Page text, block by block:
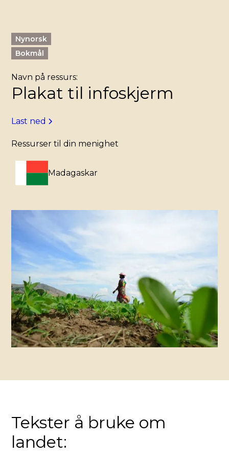
Nynorsk
Bokmål
Navn på ressurs:
Plakat til infoskjerm
Last ned
Ressurser til din menighet
Madagaskar
Tekster å bruke om
landet: